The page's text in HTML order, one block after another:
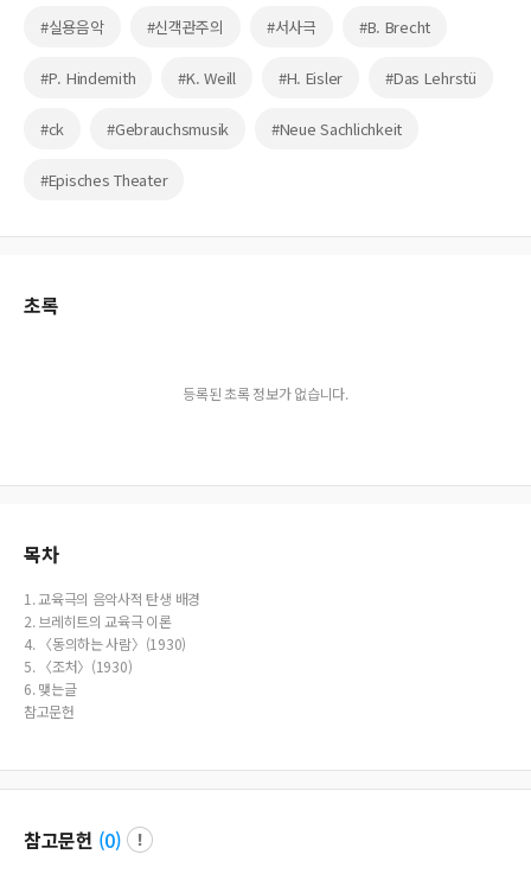
#실용음악 #신객관주의 #서사극 #B. Brecht
#P. Hindemith #K. Weill #H. Eisler #Das Lehrstü
#ck #Gebrauchsmusik #Neue Sachlichkeit
#Episches Theater
초록
등록된 초록 정보가 없습니다.
목차
1. 교육극의 음악사적 탄생 배경
2. 브레히트의 교육극 이론
4. 〈동의하는 사람〉(1930)
5. 〈조처〉(1930)
6. 맺는글
참고문헌
참고문헌 (0)